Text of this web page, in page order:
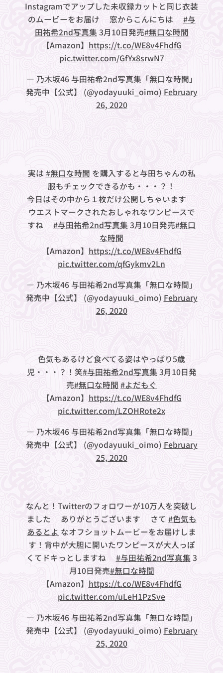
Instagramでアップした未収録カットと同じ衣装
のムービーをお届け❤︎窓からこんにちは✨ #与
田祐希2nd写真集 3月10日発売#無口な時間
【Amazon】 https://t.co/WE8v4FhdfG
pic.twitter.com/GfYx8srwN7
— 乃木坂46 与田祐希2nd写真集「無口な時間」
発売中【公式】 (@yodayuuki_oimo) February
26, 2020
実は #無口な時間 を購入すると与田ちゃんの私
服もチェックできるかも・・・？！
今日はその中から１枚だけ公開しちゃいます❤︎
ウエストマークされたおしゃれなワンピースで
すね✨ #与田祐希2nd写真集 3月10日発売#無口
な時間
【Amazon】 https://t.co/WE8v4FhdfG
pic.twitter.com/qfGykmv2Ln
— 乃木坂46 与田祐希2nd写真集「無口な時間」
発売中【公式】 (@yodayuuki_oimo) February
26, 2020
色気もあるけど食べてる姿はやっぱり5歳
児・・・？！笑#与田祐希2nd写真集 3月10日発
売#無口な時間 #よだもぐ
【Amazon】 https://t.co/WE8v4FhdfG
pic.twitter.com/LZOHRote2x
— 乃木坂46 与田祐希2nd写真集「無口な時間」
発売中【公式】 (@yodayuuki_oimo) February
25, 2020
なんと！Twitterのフォロワーが10万人を突破し
ました🎉ありがとうございます❤さて #色気も
あるとよ なオフショットムービーをお届けしま
す！背中が大胆に開いたワンピースが大人っぽ
くてドキっとしますね💋 #与田祐希2nd写真集 3
月10日発売#無口な時間
【Amazon】 https://t.co/WE8v4FhdfG
pic.twitter.com/uLeH1PzSve
— 乃木坂46 与田祐希2nd写真集「無口な時間」
発売中【公式】 (@yodayuuki_oimo) February
25, 2020